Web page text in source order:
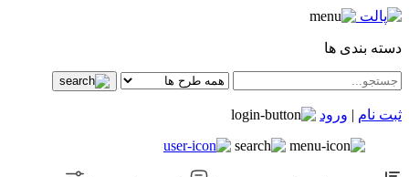
دسته بندی ها
ثبت نام | ورود